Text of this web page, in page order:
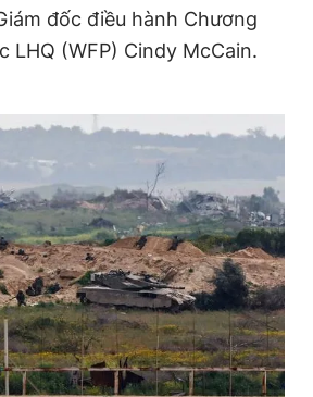
đốc điều hành Chương
LHQ (WFP) Cindy McCain.